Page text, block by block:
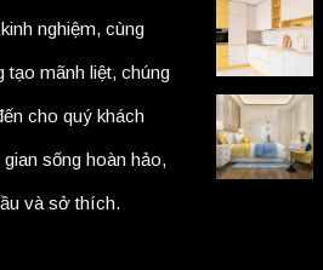
nghiệm, cùng
tạo mãnh liệt, chúng
cho quý khách
sống hoàn hảo,
và sở thích.